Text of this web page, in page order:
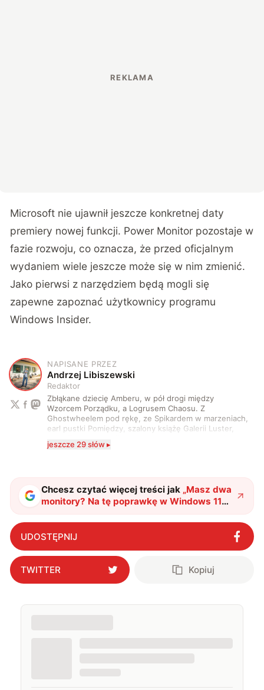
Microsoft nie ujawnił jeszcze konkretnej daty
premiery nowej funkcji. Power Monitor pozostaje w
fazie rozwoju, co oznacza, że przed oficjalnym
wydaniem wiele jeszcze może się w nim zmienić.
Jako pierwsi z narzędziem będą mogli się
zapewne zapoznać użytkownicy programu
Windows Insider.
A
NAPISANE PRZEZ
Andrzej Libiszewski
Redaktor
Zbłąkane dziecię Amberu, w pół drogi między
Wzorcem Porządku, a Logrusem Chaosu. Z
Ghostwheelem pod rękę, ze Spikardem w marzeniach,
earl pustki Pomiędzy, szalony książę Galerii Luster,
karta Tarota nakreślona między wtedy, a teraz. A
serio? Pisaniem o szeroko pojętej technice o zajmuję
i gram w gry :)
jeszcze 29 słów ▸
Chcesz czytać więcej treści jak „Masz dwa
monitory? Na tę poprawkę w Windows 11
czekałeś latami"?
UDOSTĘPNIJ
TWITTER Kopiuj